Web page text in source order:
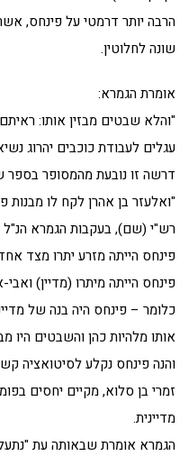
הרבה יותר דרמטי על פינחס,
שונה לחלוטין.
אומרת הגמרא:
"והלא שבטים מבזין אותו:
עגלים לעבודת כוכבים יהרוג
דרשה זו נובעת מהמסופר בספר
"ואלעזר בן אהרן לקח לו
רש"י (שם), בעקבות הגמרא
פינחס הייתה מזרע יתרו מצד
פינחס הייתה מיתרו (מדיין)
כלומר – פינחס היה בנה של
אותו מלהיות כהן והשבטים היו
והנה פינחס נקלע
זמרי בן סלוא, מקיים יחסים
מדיינית.
הגמרא אומרת שבאותה עת